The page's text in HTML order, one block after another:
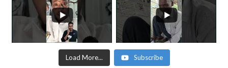
Load More... Subscribe